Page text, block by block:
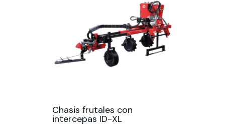
Chasis frutales con
intercepas ID-XL